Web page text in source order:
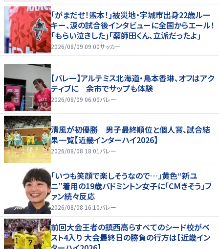
｢がまだせ！熊本！｣被災地・宇城市出身22歳ルー
キー、涙の試合後インタビューに全国からエール！
｢もらい泣きした｣｢薬師田くん、立派だったよ｣
2026/08/09 09:00サッカー
【バレー】アルテミス北海道・鳥本香琳、オフはアク
ティブに 余市でサップも体験
2026/08/09 06:00バレー
清風が初優勝 男子最終順位と個人賞、試合結
果一覧【近畿インターハイ2026】
2026/08/08 18:01 バレー
「いつも笑顔で楽しそうなので…」黄色“新ユ
ニ”着用の19歳バドミントン女子に「CMきそう」フ
ァン続々反応
2026/08/08 16:10バレー
前回大会王者の鎮西高らすべてのシード校がベ
スト4入り 大会最終日の勝負の行方は【近畿イン